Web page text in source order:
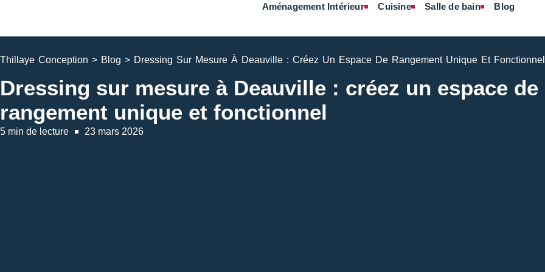
Aménagement Intérieur Cuisine Salle de bain Blog
Thillaye Conception > Blog > Dressing Sur Mesure À Deauville : Créez Un Espace De Rangement Unique Et Fonctionnel
Dressing sur mesure à Deauville : créez un espace de
rangement unique et fonctionnel
5 min de lecture 23 mars 2026